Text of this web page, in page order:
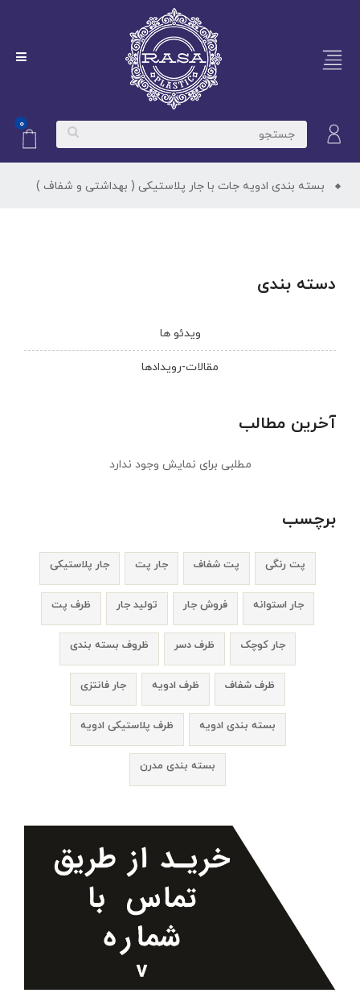
۰
بسته بندی ادویه‌ جات با جار پلاستیکی ( بهداشتی و شفاف )
دسته بندی
ویدئو ها
مقالات-رویدادها
آخرین مطالب
مطلبی برای نمایش وجود ندارد
برچسب
جار پلاستیکی جار پت پت شفاف پت رنگی
ظرف پت تولید جار فروش جار جار استوانه
ظروف بسته بندی ظرف دسر جار کوچک
جار فانتزی ظرف ادویه ظرف شفاف
ظرف پلاستیکی ادویه بسته بندی ادویه
بسته بندی مدرن